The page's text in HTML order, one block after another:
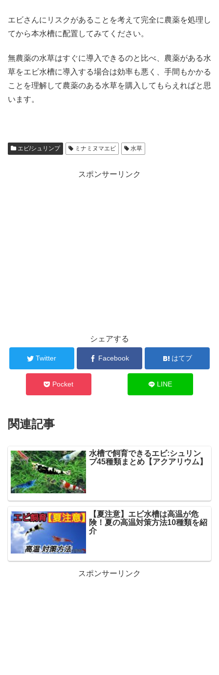
エビさんにリスクがあることを考えて完全に農薬を処理し
てから本水槽に配置してみてください。
無農薬の水草はすぐに導入できるのと比べ、農薬がある水
草をエビ水槽に導入する場合は効率も悪く、手間もかかる
ことを理解して農薬のある水草を購入してもらえればと思
います。
エビ/シュリンプ ミナミヌマエビ 水草
スポンサーリンク
シェアする
Twitter Facebook はてブ
Pocket LINE
関連記事
水槽で飼育できるエビ:シュリン
プ45種類まとめ【アクアリウム】
【夏注意】エビ水槽は高温が危
険！夏の高温対策方法10種類を紹
介
スポンサーリンク